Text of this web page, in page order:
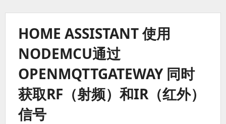
01/01S
合
继
电
器
实
现
原
生
HomeKit
控
HOME ASSISTANT 使用
NODEMCU通过
OPENMQTTGATEWAY 同时
获取RF（射频）和IR（红外）
信号